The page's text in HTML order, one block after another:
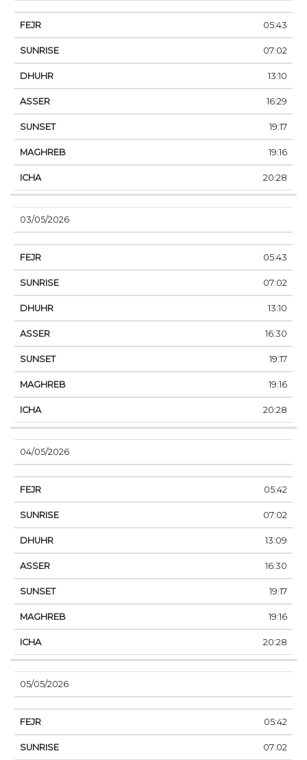
05:43
07:02
13:10
16:29
19:17
19:16
20:28
03/05/2026
05:43
07:02
13:10
16:30
19:17
19:16
20:28
04/05/2026
05:42
07:02
13:09
16:30
19:17
19:16
20:28
05/05/2026
05:42
07:02